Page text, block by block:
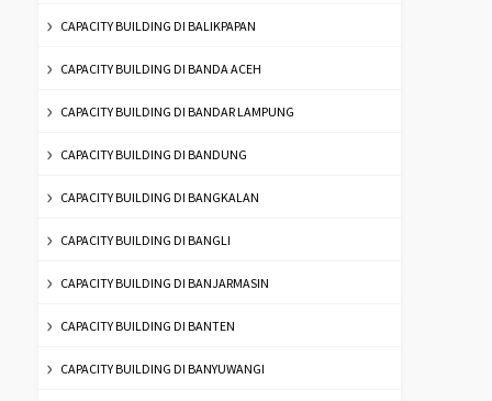
CAPACITY BUILDING DI BALIKPAPAN
CAPACITY BUILDING DI BANDA ACEH
CAPACITY BUILDING DI BANDAR LAMPUNG
CAPACITY BUILDING DI BANDUNG
CAPACITY BUILDING DI BANGKALAN
CAPACITY BUILDING DI BANGLI
CAPACITY BUILDING DI BANJARMASIN
CAPACITY BUILDING DI BANTEN
CAPACITY BUILDING DI BANYUWANGI